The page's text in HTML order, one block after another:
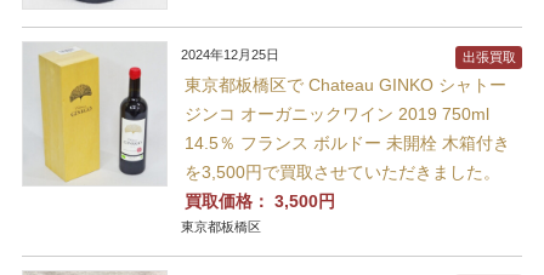
2024年12月25日
東京都板橋区で Chateau GINKO シャトー
ジンコ オーガニックワイン 2019 750ml
14.5％ フランス ボルドー 未開栓 木箱付き
を3,500円で買取させていただきました。
買取価格： 3,500円
東京都板橋区
出張買取